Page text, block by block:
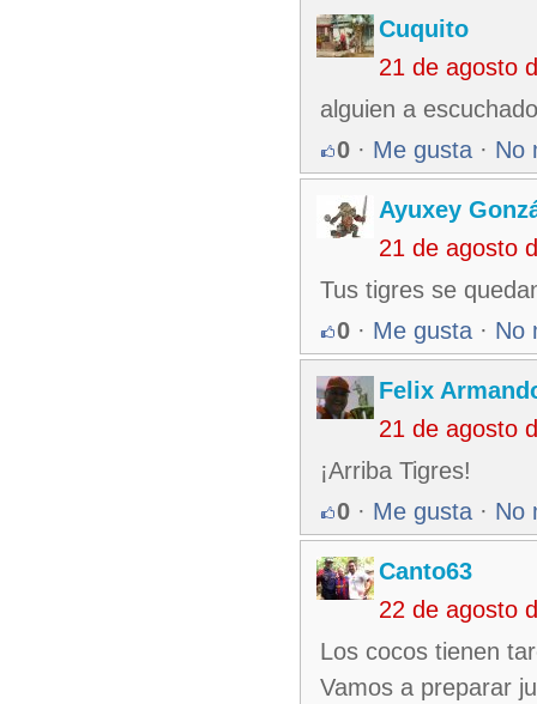
Cuquito
21 de agosto
alguien a
0 · Me gusta · No
Ayuxey
21 de agosto
Tus tigres se
0 · Me gusta · No
Felix
21 de agosto
¡Arriba Tigres!
0 · Me gusta · No
Canto63
22 de agosto
Los cocos tienen
Vamos a preparar